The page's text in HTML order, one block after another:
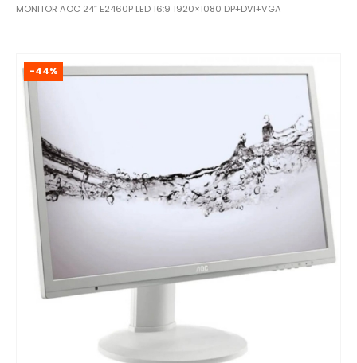
MONITOR AOC 24” E2460P LED 16:9 1920×1080 DP+DVI+VGA
-44%